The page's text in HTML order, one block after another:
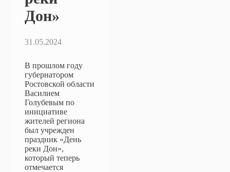
Дон»
31.05.2024
В прошлом году
губернатором
Ростовской области
Василием
Голубевым по
инициативе
жителей региона
был учрежден
праздник «День
реки Дон»,
который теперь
отмечается